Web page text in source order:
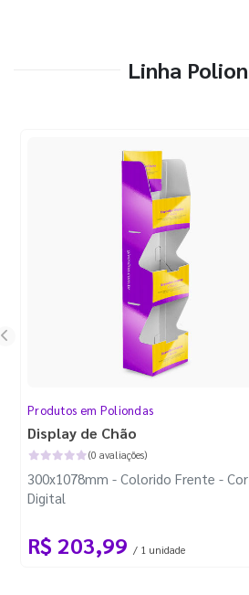
Linha
Produtos em Poliondas
Display de Chão
(0 avaliações)
300x1078mm - Colorido Frente -
Digital
R$ 203,99 / 1 unidade